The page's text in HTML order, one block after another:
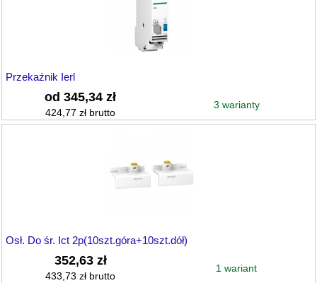
Przekaźnik Ierl
od 345,34 zł
424,77 zł brutto
3 warianty
Osł. Do śr. Ict 2p(10szt.góra+10szt.dół)
352,63 zł
433,73 zł brutto
1 wariant